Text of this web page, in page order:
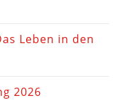
Leben in den
2026